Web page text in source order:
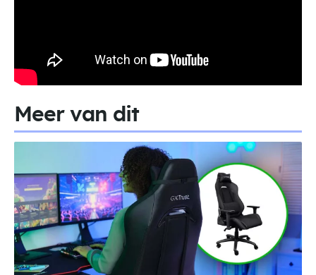
Meer van dit